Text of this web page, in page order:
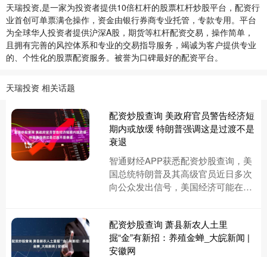
天瑞投资,是一家为投资者提供10倍杠杆的股票杠杆炒股平台，配资行
业首创可单票满仓操作，资金由银行券商专业托管，专款专用。平台
为全球华人投资者提供沪深A股，期货等杠杆配资交易，操作简单，
且拥有完善的风控体系和专业的交易指导服务，竭诚为客户提供专业
的、个性化的股票配资服务。被誉为口碑最好的配资平台。
天瑞投资 相关话题
配资炒股查询 美政府官员警告经济短
期内或放缓 特朗普强调这是过渡不是
衰退
智通财经APP获悉配资炒股查询，美
国总统特朗普及其高级官员近日多次
向公众发出信号，美国经济可能在短
配资炒股查询 萧县新农人土里
掘“金”有新招：养殖金蝉_大皖新闻 |
安徽网